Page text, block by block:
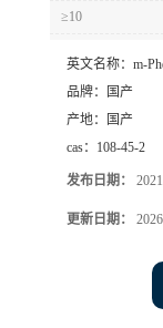
≥10
英文名称： m-
品牌：
国产
产地：
国产
cas： 108-45-2
发布日期：
更新日期：